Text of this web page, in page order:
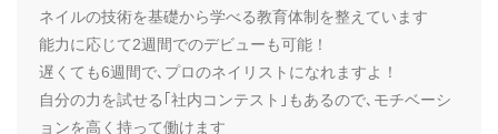
ネイルの技術を基礎から学べる教育体制を整えています
能力に応じて2週間でのデビューも可能！
遅くても6週間で､プロのネイリストになれますよ！
自分の力を試せる｢社内コンテスト｣もあるので､モチベーシ
ョンを高く持って働けます